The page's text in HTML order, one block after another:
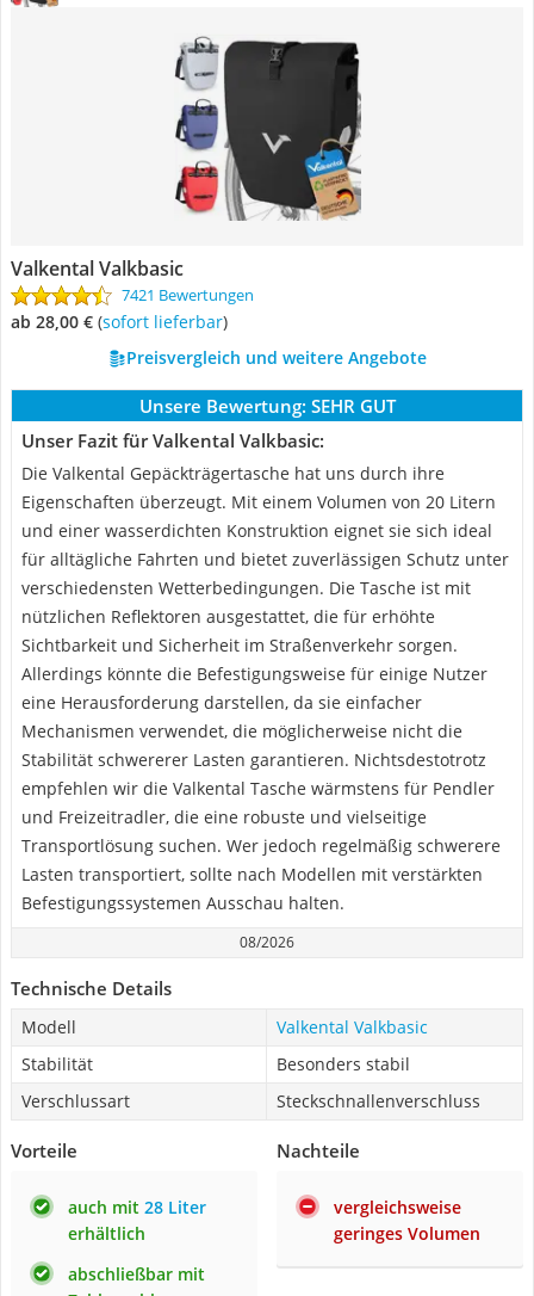
Valkental Valkbasic
7421 Bewertungen
ab 28,00 € ( Sofort lieferbar)
Preisvergleich und weitere Angebote
Unsere Bewertung: SEHR GUT
Unser Fazit für Valkental Valkbasic:
Die Valkental Gepäckträgertasche hat uns durch ihre
Eigenschaften überzeugt. Mit einem Volumen von 20 Litern
und einer wasserdichten Konstruktion eignet sie sich ideal
für alltägliche Fahrten und bietet zuverlässigen Schutz unter
verschiedensten Wetterbedingungen. Die Tasche ist mit
nützlichen Reflektoren ausgestattet, die für erhöhte
Sichtbarkeit und Sicherheit im Straßenverkehr sorgen.
Allerdings könnte die Befestigungsweise für einige Nutzer
eine Herausforderung darstellen, da sie einfacher
Mechanismen verwendet, die möglicherweise nicht die
Stabilität schwererer Lasten garantieren. Nichtsdestotrotz
empfehlen wir die Valkental Tasche wärmstens für Pendler
und Freizeitradler, die eine robuste und vielseitige
Transportlösung suchen. Wer jedoch regelmäßig schwerere
Lasten transportiert, sollte nach Modellen mit verstärkten
Befestigungssystemen Ausschau halten.
08/2026
Technische Details
Modell
Valkental Valkbasic
Stabilität
Besonders stabil
Verschlussart
Steckschnallenverschluss
Vorteile
auch mit 28 Liter
erhältlich
abschließbar mit
Nachteile
vergleichsweise
geringes Volumen